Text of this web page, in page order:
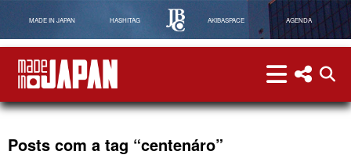
MADE IN JAPAN HASHITAG AKIBASPACE AGENDA
menu menu
Posts com a tag “centenáro”